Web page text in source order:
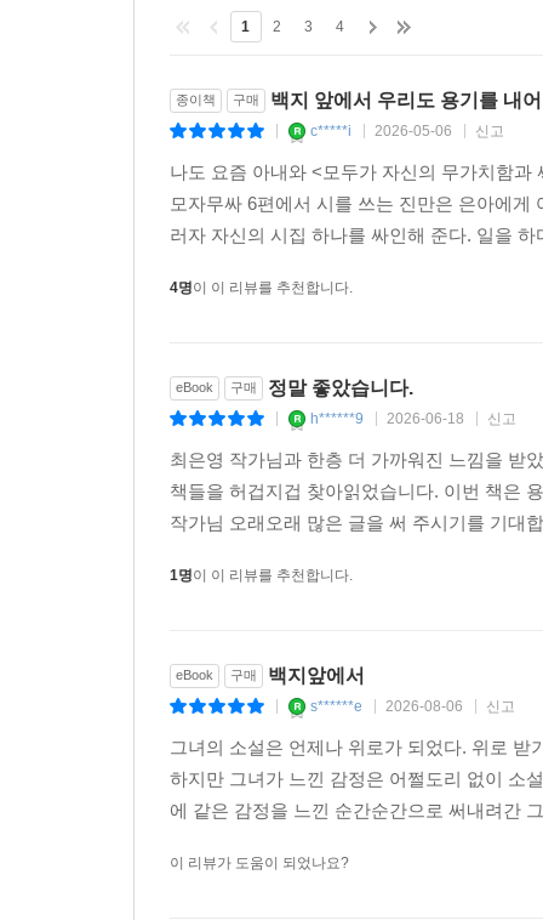
스펙터클함이 있다면, 그것은 글쓰기로 자신의
어느 때보다도 타인의 얼굴에 가까이 다가가는
가깝게 느껴질 것이다. 그리고 동시에 깨닫게 될
고통 또한 함께 받아들이는 과정임을. 그런 관계
사적인 고백이 다른 누군가를 일으켜세울 수도
있는지 들여다본 후에도 여전히 서로를 이해할
1 2 3 4
종이책 구매 백지 앞에서 우리도 용기를 내
c*****i 2026-05-06 신고
나도 요즘 아내와 <모두가 자신의 무가치함
모자무싸 6편에서 시를 쓰는 진만은 은아에게
러자 자신의 시집 하나를 싸인해 준다. 일을
4명이 이 리뷰를 추천합니다.
eBook 구매 정말 좋았습니다.
h******9 2026-06-18 신고
최은영 작가님과 한층 더 가까워진 느낌을 받
책들을 허겁지겁 찾아읽었습니다. 이번 책은
작가님 오래오래 많은 글을 써 주시기를 기대
1명이 이 리뷰를 추천합니다.
eBook 구매 백지앞에서
s******e 2026-08-06 신고
그녀의 소설은 언제나 위로가 되었다. 위로
하지만 그녀가 느낀 감정은 어쩔도리 없이 소
에 같은 감정을 느낀 순간순간으로 써내려간
이 리뷰가 도움이 되었나요?